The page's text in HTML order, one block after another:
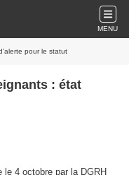
MENU
pour le statut
: état
le 4 octobre par la DGRH